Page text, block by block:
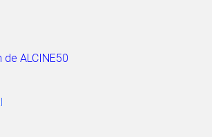
ALCINE50